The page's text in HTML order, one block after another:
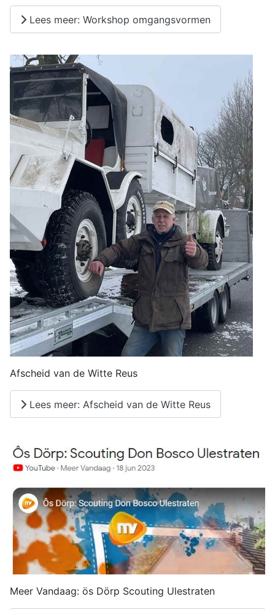
Lees meer: Workshop omgangsvormen
Afscheid van de Witte Reus
Lees meer: Afscheid van de Witte Reus
Meer Vandaag: ös Dörp Scouting Ulestraten